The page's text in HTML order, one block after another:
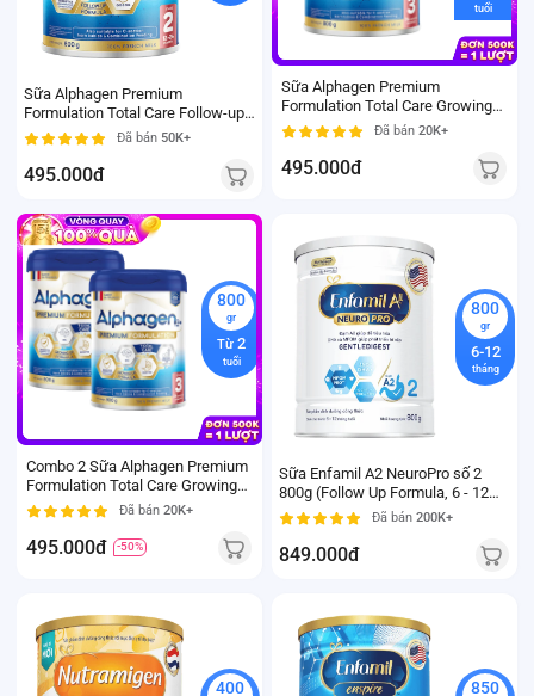
Sữa Alphagen Premium
Formulation Total Care Follow-up
Formula 800g (12-24 tháng)
Đã bán 50K+
495.000đ
tuổi
Sữa Alphagen Premium
Formulation Total Care Growing
Up Formula 800g (từ 24 tháng trở
lên)
Đã bán 20K+
495.000đ
800
gr
Từ 2
tuổi
Combo 2 Sữa Alphagen Premium
Formulation Total Care Growing
Up Formula 800g (từ 24 tháng trở
lên)
Đã bán 20K+
495.000đ -50%
800
gr
6-12
tháng
Sữa Enfamil A2 NeuroPro số 2
800g (Follow Up Formula, 6 - 12
tháng tuổi)
Đã bán 200K+
849.000đ
400 850